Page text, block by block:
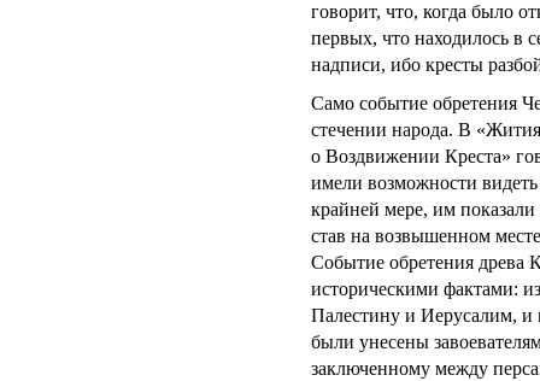
говорит, что, когда было
первых, что находилось в
надписи, ибо кресты
Само событие обретения
стечении народа. В
о Воздвижении Креста»
имели возможности
крайней мере, им
став на возвышенном
Событие обретения древа
историческими фактами:
Палестину и Иерусалим, и
были унесены
заключенному между